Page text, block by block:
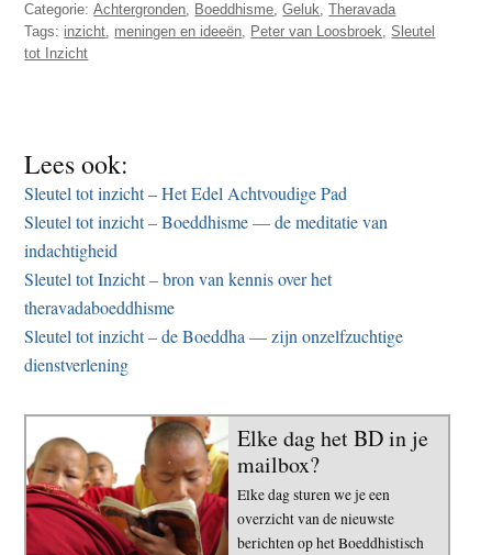
Categorie:Achtergronden, Boeddhisme,Geluk,Theravada
Tags: inzicht, meningen en ideeën, Peter van Loosbroek,Sleutel
tot Inzicht
Lees ook:
Sleutel tot inzicht – Het Edel Achtvoudige Pad
Sleutel tot inzicht – Boeddhisme — de meditatie van
indachtigheid
Sleutel tot Inzicht – bron van kennis over het
theravadaboeddhisme
Sleutel tot inzicht – de Boeddha — zijn onzelfzuchtige
dienstverlening
Elke dag het BD in je
mailbox?
Elke dag sturen we je een
overzicht van de nieuwste
berichten op het Boeddhistisch